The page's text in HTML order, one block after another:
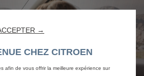
→
CHEZ CITROEN
afin de vous offrir la meilleure expérience sur